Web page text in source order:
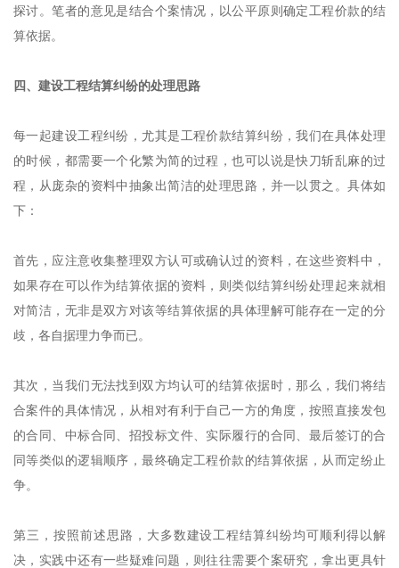
探讨。笔者的意见是结合个案情况，以公平原则确定工程价款的结
算依据。
四、建设工程结算纠纷的处理思路
每一起建设工程纠纷，尤其是工程价款结算纠纷，我们在具体处理
的时候，都需要一个化繁为简的过程，也可以说是快刀斩乱麻的过
程，从庞杂的资料中抽象出简洁的处理思路，并一以贯之。具体如
下：
首先，应注意收集整理双方认可或确认过的资料，在这些资料中，
如果存在可以作为结算依据的资料，则类似结算纠纷处理起来就相
对简洁，无非是双方对该等结算依据的具体理解可能存在一定的分
歧，各自据理力争而已。
其次，当我们无法找到双方均认可的结算依据时，那么，我们将结
合案件的具体情况，从相对有利于自己一方的角度，按照直接发包
的合同、中标合同、招投标文件、实际履行的合同、最后签订的合
同等类似的逻辑顺序，最终确定工程价款的结算依据，从而定纷止
争。
第三，按照前述思路，大多数建设工程结算纠纷均可顺利得以解
决，实践中还有一些疑难问题，则往往需要个案研究，拿出更具针